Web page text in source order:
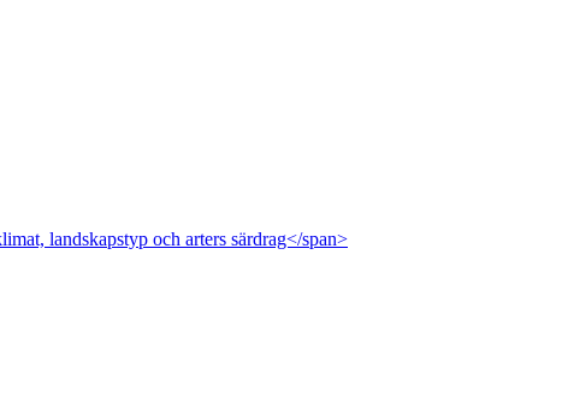
landskapstyp och arters särdrag</span>